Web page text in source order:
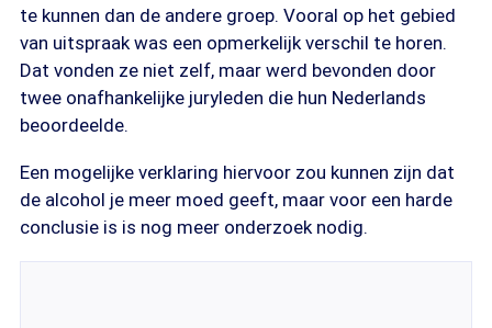
te kunnen dan de andere groep. Vooral op het gebied
van uitspraak was een opmerkelijk verschil te horen.
Dat vonden ze niet zelf, maar werd bevonden door
twee onafhankelijke juryleden die hun Nederlands
beoordeelde.
Een mogelijke verklaring hiervoor zou kunnen zijn dat
de alcohol je meer moed geeft, maar voor een harde
conclusie is is nog meer onderzoek nodig.